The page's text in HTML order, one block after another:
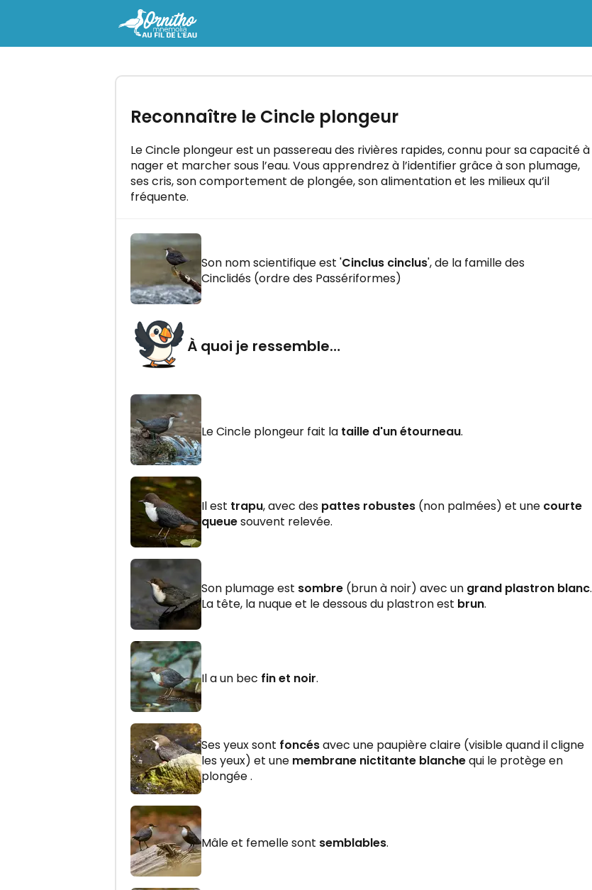
Reconnaître le Cincle plongeur
Le Cincle plongeur est un passereau des rivières rapides, connu pour sa capacité à
nager et marcher sous l’eau. Vous apprendrez à l’identifier grâce à son plumage,
ses cris, son comportement de plongée, son alimentation et les milieux qu’il
fréquente.
Son nom scientifique est 'Cinclus cinclus', de la famille des
Cinclidés (ordre des Passériformes)
À quoi je ressemble…
Le Cincle plongeur fait la taille d'un étourneau.
Il est trapu, avec des pattes robustes (non palmées) et une courte
queuesouvent relevée.
Son plumage est sombre (brun à noir) avec un grand plastron blanc.
La tête, la nuque et le dessous du plastron est brun.
Il a un bec fin et noir.
Ses yeux sont foncésavec une paupière claire (visible quand il cligne
les yeux) et une membrane nictitante blanchequi le protège en
plongée .
Mâle et femelle sont semblables.
"Ornitho Mnemolia - Au fil de l'eau"
Maîtrisez tous les chants d'oiseaux en
quelques minutes par jour !
C'EST PARTI !